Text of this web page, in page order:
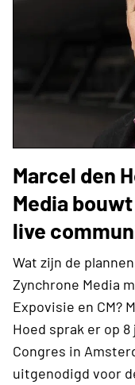
Marcel den
Media
live
Wat zijn de
Zynchrone Media
Expovisie en CM?
Hoed sprak er op
Congres in
uitgenodigd voor